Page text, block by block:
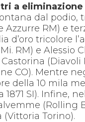
a eliminazione
dal podio,
RM) e
d’oro tricolore
RM) e Alessio
CO). Mentre
della 10 mila
SI). Infine,
(Rolling
Torino).